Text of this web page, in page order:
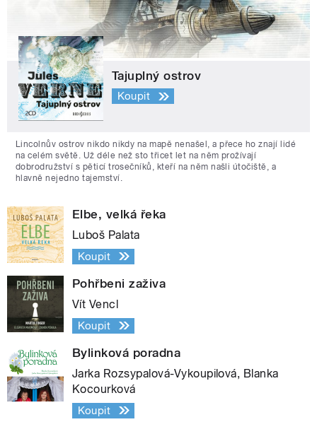
Tajuplný ostrov
Koupit
Lincolnův ostrov nikdo nikdy na mapě nenašel, a přece ho znají lidé
na celém světě. Už déle než sto třicet let na něm prožívají
dobrodružství s pěticí trosečníků, kteří na něm našli útočiště, a
hlavně nejedno tajemství.
Elbe, velká řeka
Luboš Palata
Koupit
Pohřbeni zaživa
Vít Vencl
Koupit
Bylinková poradna
Jarka Rozsypalová-Vykoupilová, Blanka
Kocourková
Koupit